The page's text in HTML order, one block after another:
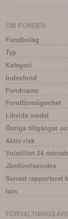
OM FONDEN
Fondbolag
Typ
Kategori
Indexfond
Fondnamn
Fondförmögenhet
Likvida medel
Övriga tillgångar
Aktiv risk
Volatilitet 24
Jämförelseindex
Senast rapporterat
Isin